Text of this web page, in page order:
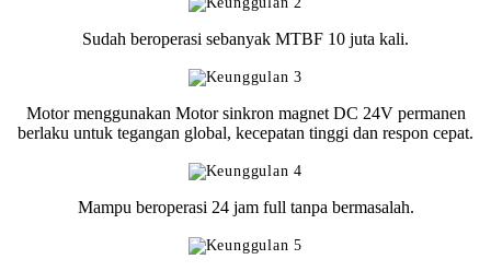
Sudah beroperasi sebanyak MTBF 10 juta kali.
Motor menggunakan Motor sinkron magnet DC 24V permanen
berlaku untuk tegangan global, kecepatan tinggi dan respon cepat.
Mampu beroperasi 24 jam full tanpa bermasalah.